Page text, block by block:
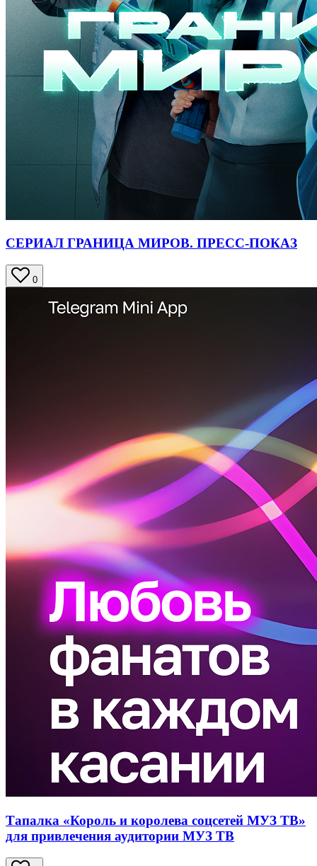
СЕРИАЛ ГРАНИЦА МИРОВ. ПРЕСС-ПОКАЗ
0
Тапалка «Король и королева соцсетей МУЗ ТВ»
для привлечения аудитории МУЗ ТВ